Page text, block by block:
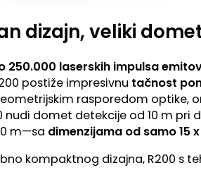
dizajn, veliki
250.000 laserskih impulsa
postiže impresivnu tačnost
rasporedom optike,
nudi domet detekcije od 10 m
m—sa dimenzijama od samo 15
kompaktnog dizajna, R200 s